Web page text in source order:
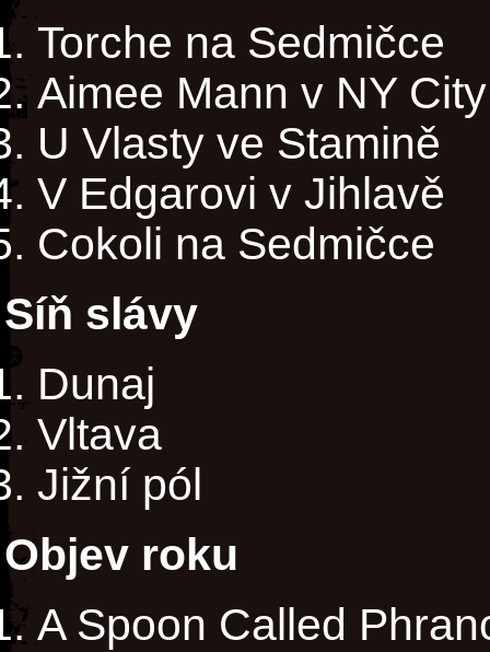
Torche na Sedmičce
Aimee Mann v NY
U Vlasty ve Stamině
V Edgarovi v Jihlavě
Cokoli na Sedmičce
Síň slávy
Dunaj
Vltava
Jižní pól
Objev roku
A Spoon Called